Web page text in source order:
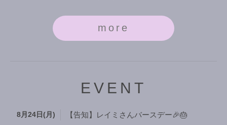
more
EVENT
8月24日(月) 【告知】レイミさんバースデー🎉🎂